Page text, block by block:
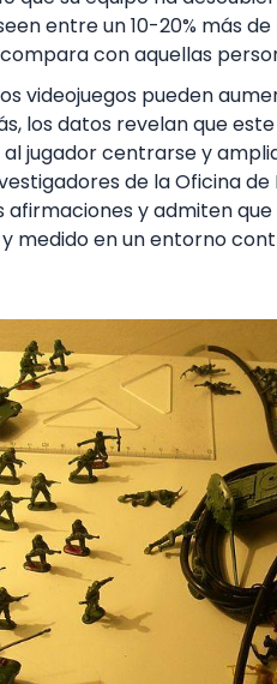
entre un 10-20% más
con aquellas
videojuegos pueden
los datos revelan que
jugador centrarse y
de la Oficina
afirmaciones y admiten
medido en un entorno